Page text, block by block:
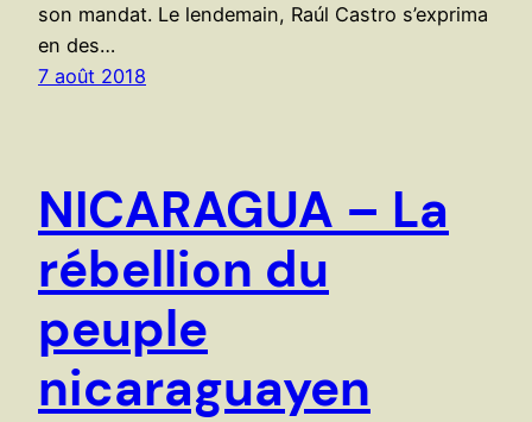
son mandat. Le lendemain, Raúl Castro s’exprima
en des…
7 août 2018
NICARAGUA – La
rébellion du
peuple
nicaraguayen